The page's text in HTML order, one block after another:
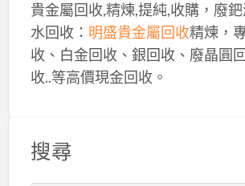
貴金屬回收,精煉,提純,收購，廢
水回收： 明盛貴金屬回收精煉，
收、白金回收、銀回收、廢晶圓
收..等高價現金回收。
搜尋